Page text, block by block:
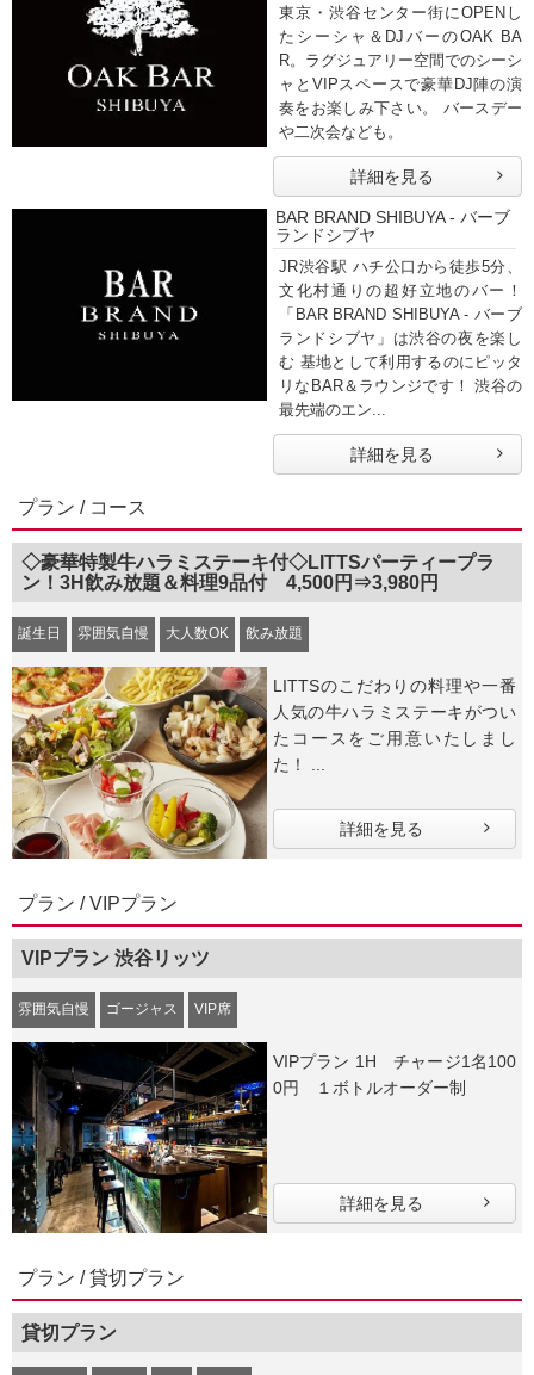
東京・渋谷センター街にOPENし
たシーシャ＆DJバーのOAK BA
R。ラグジュアリー空間でのシーシ
ャとVIPスペースで豪華DJ陣の演
奏をお楽しみ下さい。 バースデー
や二次会なども。
詳細を見る
BAR BRAND SHIBUYA - バーブ
ランドシブヤ
JR渋谷駅 ハチ公口から徒歩5分、
文化村通りの超好立地のバー！
「BAR BRAND SHIBUYA - バーブ
ランドシブヤ」は渋谷の夜を楽し
む 基地として利用するのにピッタ
リなBAR＆ラウンジです！ 渋谷の
最先端のエン...
詳細を見る
プラン / コース
◇豪華特製牛ハラミステーキ付◇LITTSパーティープラ
ン！3H飲み放題＆料理9品付 4,500円⇒3,980円
誕生日 雰囲気自慢 大人数OK 飲み放題
LITTSのこだわりの料理や一番
人気の牛ハラミステーキがつい
たコースをご用意いたしまし
た！ ...
詳細を見る
プラン / VIPプラン
VIPプラン 渋谷リッツ
雰囲気自慢 ゴージャス VIP席
VIPプラン 1H チャージ1名100
0円 １ボトルオーダー制
詳細を見る
プラン / 貸切プラン
貸切プラン